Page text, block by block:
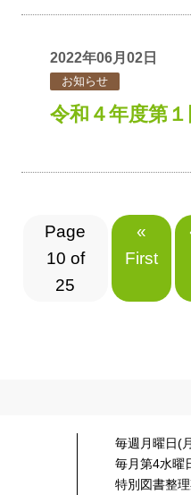
2022年06月02日
お知らせ
令和４年度第
Page
10 of
25
«
First
毎週月曜日(
毎月第4水曜
特別図書整